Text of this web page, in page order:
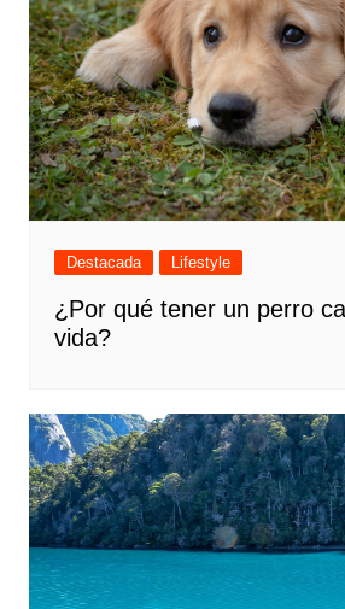
Destacada Lifestyle
¿Por qué tener un perro
vida?